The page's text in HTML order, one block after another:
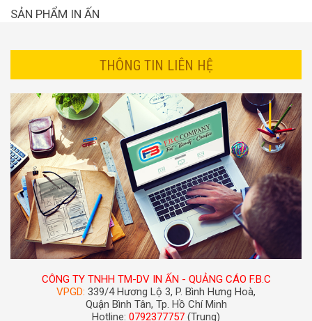
SẢN PHẨM IN ẤN
THÔNG TIN LIÊN HỆ
CÔNG TY TNHH TM-DV IN ẤN - QUẢNG CÁO F.B.C
VPGD: 339/4 Hương Lộ 3, P. Bình Hưng Hoà,
Quận Bình Tân, Tp. Hồ Chí Minh
Hotline: 0792377757 (Trung)